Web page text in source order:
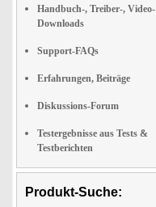
Handbuch-, Treiber-, Video-
Downloads
Support-FAQs
Erfahrungen, Beiträge
Diskussions-Forum
Testergebnisse aus Tests &
Testberichten
Produkt-Suche: